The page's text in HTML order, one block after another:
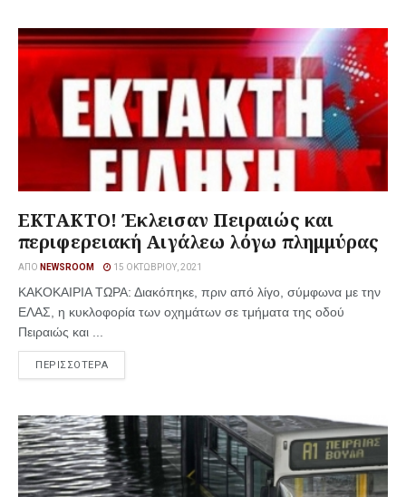
ΕΚΤΑΚΤΟ! Έκλεισαν Πειραιώς και
περιφερειακή Αιγάλεω λόγω πλημμύρας
ΑΠΌ NEWSROOM 15 ΟΚΤΩΒΡΊΟΥ, 2021
ΚΑΚΟΚΑΙΡΙΑ ΤΩΡΑ: Διακόπηκε, πριν από λίγο, σύμφωνα με την
ΕΛΑΣ, η κυκλοφορία των οχημάτων σε τμήματα της οδού
Πειραιώς και ...
ΠΕΡΙΣΣΟΤΕΡΑ